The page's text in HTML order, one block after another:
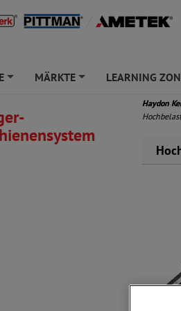
MÄRKTE LEARNING
Haydon